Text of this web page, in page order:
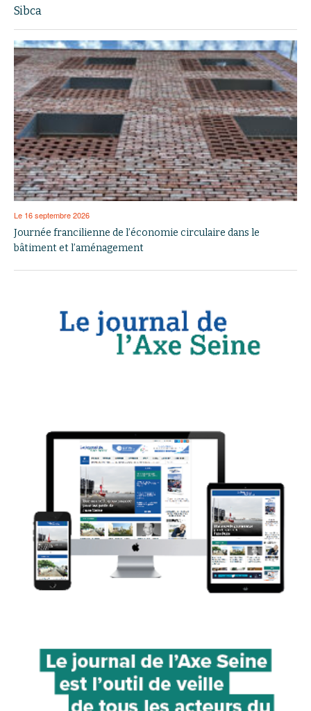
Sibca
Le 16 septembre 2026
Journée francilienne de l’économie circulaire dans le
bâtiment et l’aménagement